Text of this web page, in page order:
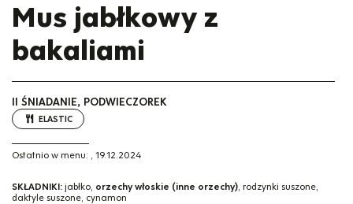
Mus jabłkowy z
bakaliami
II ŚNIADANIE, PODWIECZOREK
ELASTIC
Ostatnio w menu: , 19.12.2024
SKŁADNIKI: jabłko, orzechy włoskie (inne orzechy), rodzynki suszone,
daktyle suszone, cynamon